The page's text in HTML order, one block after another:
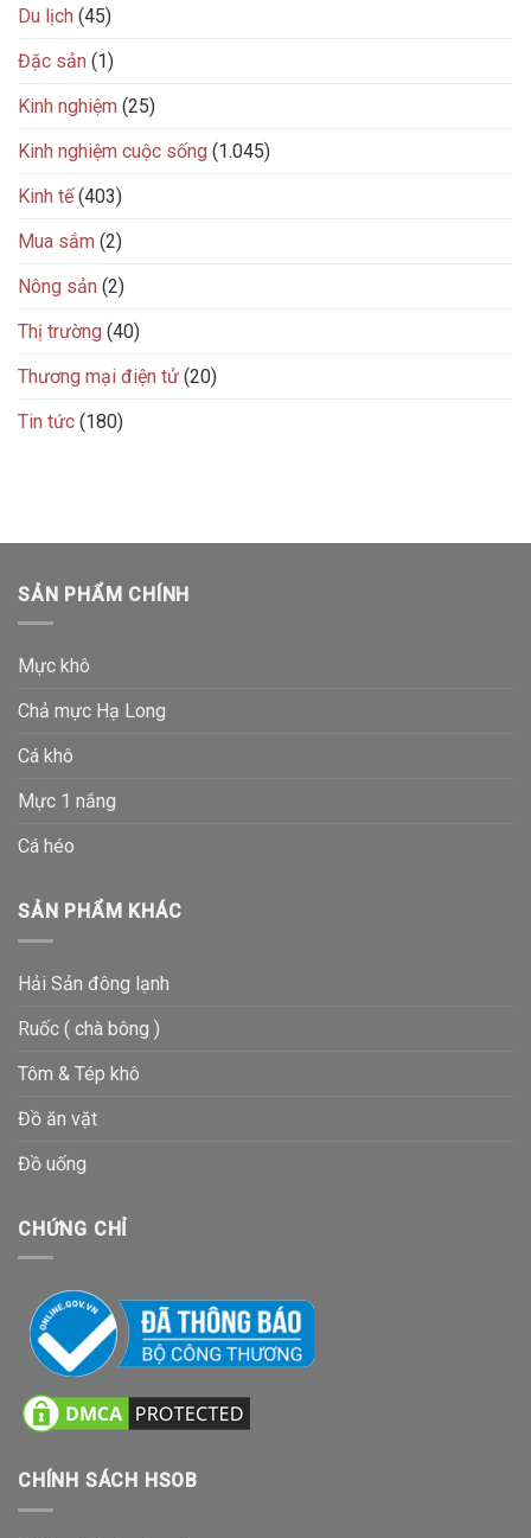
Du lịch (45)
Đặc sản (1)
Kinh nghiệm (25)
Kinh nghiệm cuộc sống (1.045)
Kinh tế(403)
Mua sắm (2)
Nông sản (2)
Thị trường (40)
Thương mại điện tử (20)
Tin tức (180)
SẢN PHẨM CHÍNH
Mực khô
Chả mực Hạ Long
Cá khô
Mực 1 nắng
Cá héo
SẢN PHẨM KHÁC
Hải Sản đông lạnh
Ruốc ( chà bông )
Tôm & Tép khô
Đồ ăn vặt
Đồ uống
CHỨNG CHỈ
CHÍNH SÁCH HSOB